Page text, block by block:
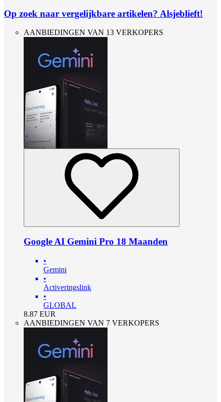
Op zoek naar vergelijkbare artikelen? Alsjeblieft!
AANBIEDINGEN VAN 13 VERKOPERS
Google AI Gemini Pro 18 Maanden
•
Gemini
•
Activeringslink
•
GLOBAL
8.87 EUR
AANBIEDINGEN VAN 7 VERKOPERS